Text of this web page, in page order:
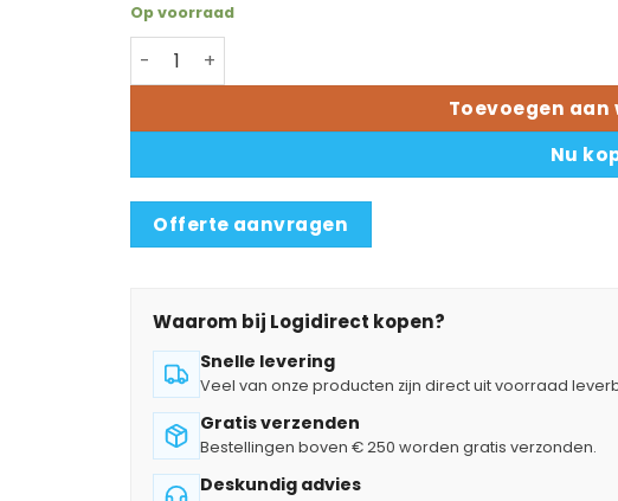
Op voorraad
Printkop Novexx XLP604 (N102006) aantal
Toevoegen aan
Nu
Offerte aanvragen
Waarom bij Logidirect kopen?
Snelle levering
Veel van onze producten zijn direct uit voorraad
Gratis verzenden
Bestellingen boven € 250 worden gratis verzonden.
Deskundig advies